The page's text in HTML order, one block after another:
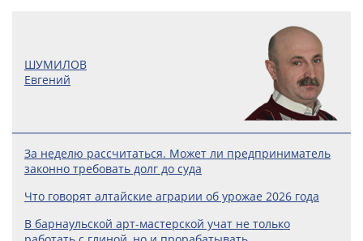
ШУМИЛОВ
Евгений
За неделю рассчитаться. Может ли предприниматель
законно требовать долг до суда
Что говорят алтайские аграрии об урожае 2026 года
В барнаульской арт-мастерской учат не только